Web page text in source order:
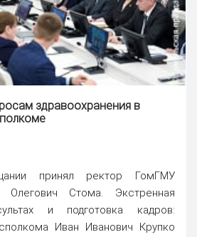
здравоохранения в
принял ректор ГомГМУ
Стома. Экстренная
и подготовка кадров:
Иван Иванович Крупко